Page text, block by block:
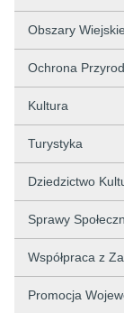
Obszary
Ochrona
Kultura
Turystyka
Dziedzictwo
Sprawy
Współpraca z
Promocja